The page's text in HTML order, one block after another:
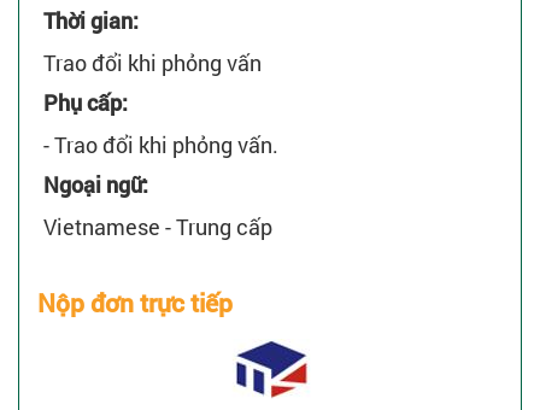
Thời gian:
Trao đổi khi phỏng vấn
Phụ cấp:
- Trao đổi khi phỏng vấn.
Ngoại ngữ:
Vietnamese - Trung cấp
Nộp đơn trực tiếp